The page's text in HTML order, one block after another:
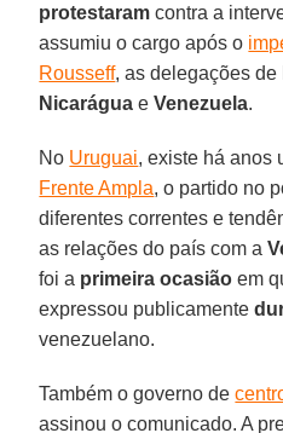
protestaram contra a
assumiu o cargo após o
Rousseff, as delegações de
Nicarágua eVenezuela.
No Uruguai, existe há anos
Frente Ampla, o partido no
diferentes correntes e
as relações do país com a
foi a primeira ocasião em
expressou publicamente
venezuelano.
Também o governo de
assinou o comunicado. A